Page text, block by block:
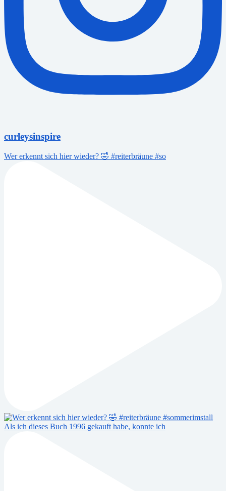
curleysinspire
Wer erkennt sich hier wieder? 🤣 #reiterbräune #so
Als ich dieses Buch 1996 gekauft habe, konnte ich